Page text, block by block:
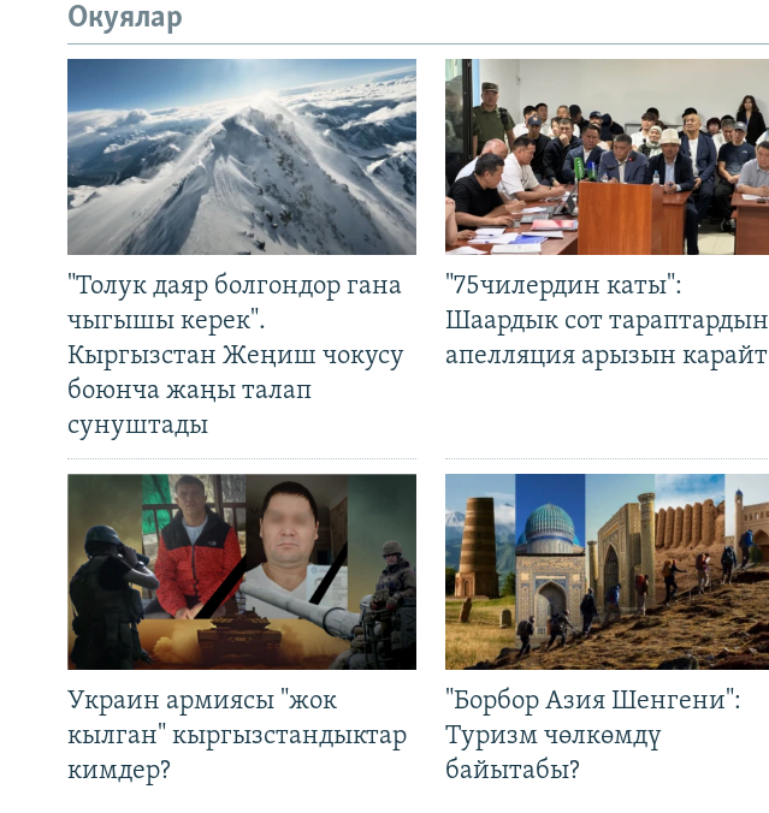
Окуялар
"Толук даяр болгондор гана
чыгышы керек".
Кыргызстан Жеңиш чокусу
боюнча жаңы талап
сунуштады
"75чилердин каты":
Шаардык сот тараптардын
апелляция арызын карайт
Украин армиясы "жок
кылган" кыргызстандыктар
кимдер?
"Борбор Азия Шенгени":
Туризм чөлкөмдү
байытабы?